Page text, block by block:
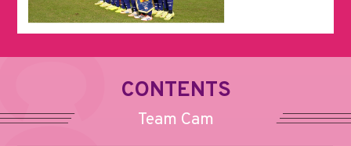
CONTENTS
Team Cam